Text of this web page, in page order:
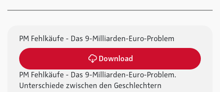
PM Fehlkäufe - Das 9-Milliarden-Euro-Problem
Download
PM Fehlkäufe - Das 9-Milliarden-Euro-Problem.
Unterschiede zwischen den Geschlechtern